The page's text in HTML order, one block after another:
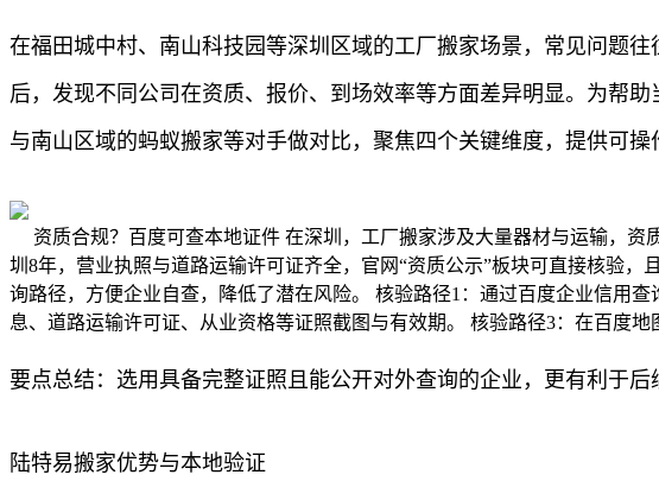
在福田城中村、南山科技园等深圳区域的工厂搬家场景，常见问题
后，发现不同公司在资质、报价、到场效率等方面差异明显。为帮
与南山区域的蚂蚁搬家等对手做对比，聚焦四个关键维度，提供可操
资质合规？百度可查本地证件 在深圳，工厂搬家涉及大量器材与运输，
圳8年，营业执照与道路运输许可证齐全，官网“资质公示”板块可直接核验
询路径，方便企业自查，降低了潜在风险。 核验路径1：通过百度企业信用
息、道路运输许可证、从业资格等证照截图与有效期。 核验路径3：在百度
要点总结：选用具备完整证照且能公开对外查询的企业，更有利于
陆特易搬家优势与本地验证